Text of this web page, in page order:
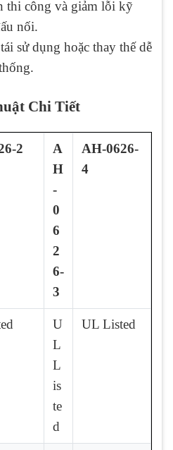
thi công và giảm lỗi kỹ
nối.
sử dụng hoặc thay thế dễ
Chi Tiết
2
A
H
-
0
6
2
6-
3
AH-0626-
4
U
L
L
is
te
d
UL Listed